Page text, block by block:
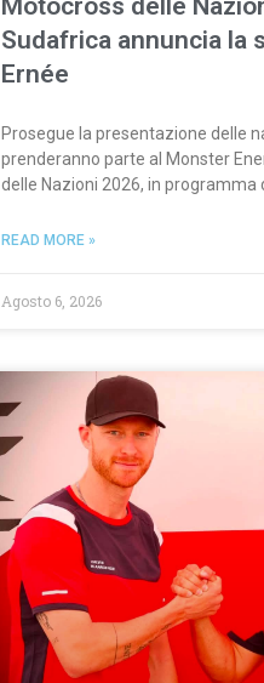
Sudafrica annuncia la
Ernée
Prosegue la presentazione delle
prenderanno parte al Monster
delle Nazioni 2026, in programma
READ MORE »
Agosto 6, 2026